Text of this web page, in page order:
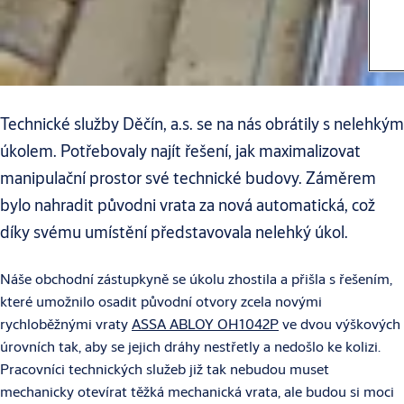
Technické služby Děčín, a.s. se na nás obrátily s nelehkým
úkolem. Potřebovaly najít řešení, jak maximalizovat
manipulační prostor své technické budovy. Záměrem
bylo nahradit původni vrata za nová automatická, což
díky svému umístění představovala nelehký úkol.
Náše obchodní zástupkyně se úkolu zhostila a přišla s řešením,
které umožnilo osadit původní otvory zcela novými
rychloběžnými vratyASSA ABLOY OH1042Pve dvou výškových
úrovních tak, aby se jejich dráhy nestřetly a nedošlo ke kolizi.
Pracovníci technických služeb již tak nebudou muset
mechanicky otevírat těžká mechanická vrata, ale budou si moci